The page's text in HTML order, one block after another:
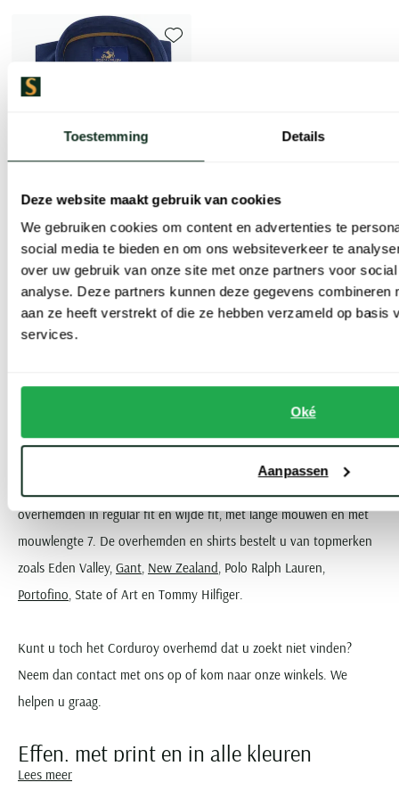
Toestemming Details
Deze website maakt gebruik van cookies
We gebruiken cookies om content en advertenties te
social media te bieden en om ons websiteverkeer te
over uw gebruik van onze site met onze partners voor
analyse. Deze partners kunnen deze gegevens combineren
aan ze heeft verstrekt of die ze hebben verzameld op basis
services.
Oké
Aanpassen
Eden Valley
overhemd ml 7 blauw corduroy modern fit
€ 84,95€ 67,96
Extra lang
Toevoegen aan favorieten
overhemden in regular fit en wijde fit, met lange mouwen en met
mouwlengte 7. De overhemden en shirts bestelt u van topmerken
zoals Eden Valley, Gant, New Zealand, Polo Ralph Lauren,
Portofino, State of Art en Tommy Hilfiger.
Kunt u toch het Corduroy overhemd dat u zoekt niet vinden?
Neem dan contact met ons op of kom naar onze winkels. We
helpen u graag.
Effen, met print en in alle kleuren
Lees meer